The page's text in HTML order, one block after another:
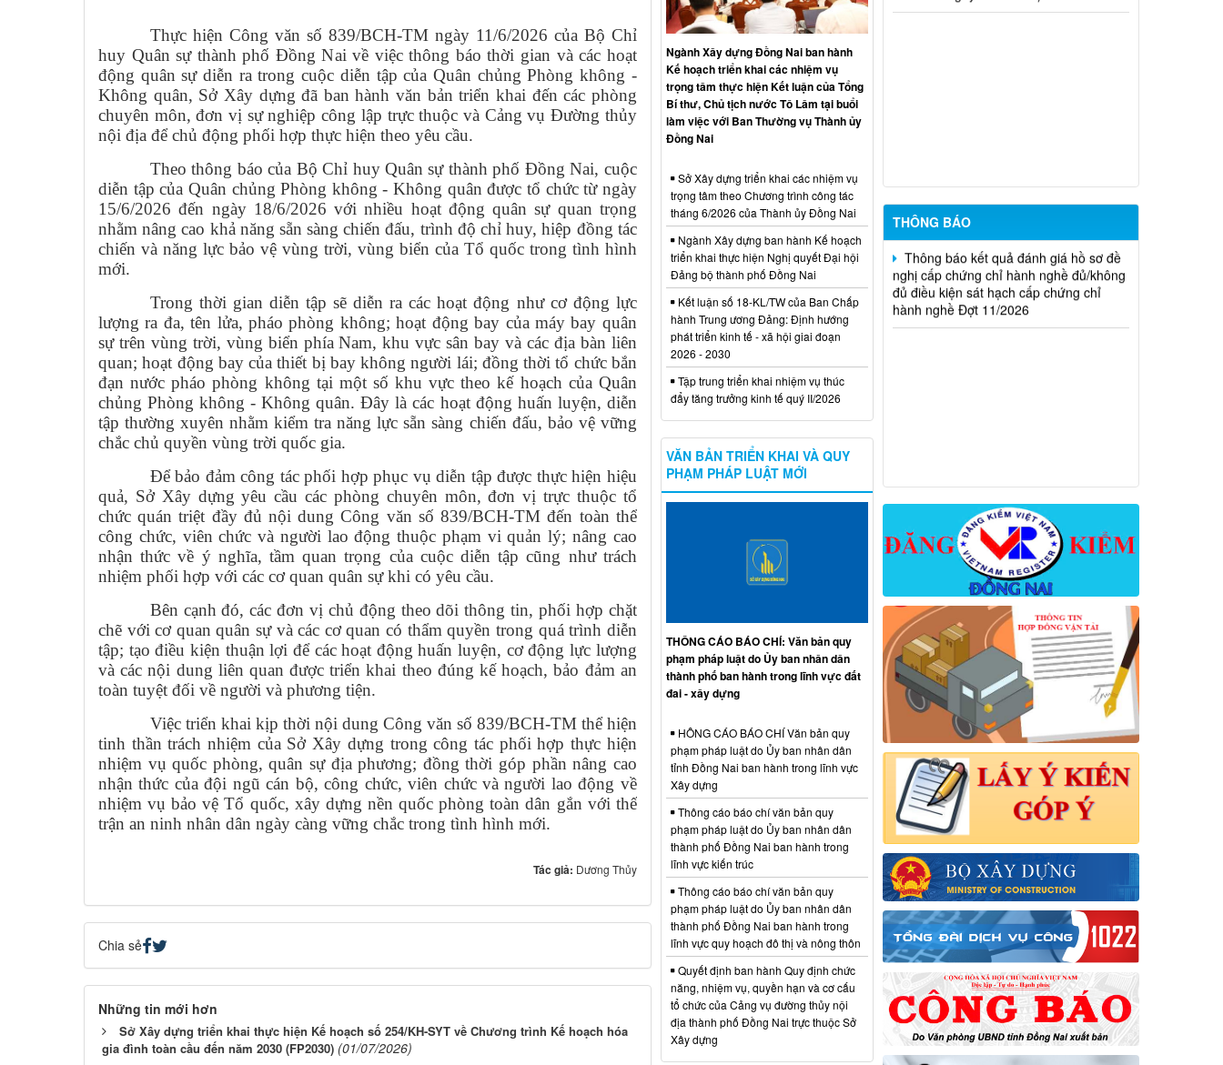
Thực hiện Công văn số 839/BCH-TM ngày 11/6/2026 của Bộ Chỉ
huy Quân sự thành phố Đồng Nai về việc thông báo thời gian và các hoạt
động quân sự diễn ra trong cuộc diễn tập của Quân chủng Phòng không -
Không quân, Sở Xây dựng đã ban hành văn bản triển khai đến các phòng
chuyên môn, đơn vị sự nghiệp công lập trực thuộc và Cảng vụ Đường thủy
nội địa để chủ động phối hợp thực hiện theo yêu cầu.
Theo thông báo của Bộ Chỉ huy Quân sự thành phố Đồng Nai, cuộc
diễn tập của Quân chủng Phòng không - Không quân được tổ chức từ ngày
15/6/2026 đến ngày 18/6/2026 với nhiều hoạt động quân sự quan trọng
nhằm nâng cao khả năng sẵn sàng chiến đấu, trình độ chỉ huy, hiệp đồng tác
chiến và năng lực bảo vệ vùng trời, vùng biển của Tổ quốc trong tình hình
mới.
Trong thời gian diễn tập sẽ diễn ra các hoạt động như cơ động lực
lượng ra đa, tên lửa, pháo phòng không; hoạt động bay của máy bay quân
sự trên vùng trời, vùng biển phía Nam, khu vực sân bay và các địa bàn liên
quan; hoạt động bay của thiết bị bay không người lái; đồng thời tổ chức bắn
đạn nước pháo phòng không tại một số khu vực theo kế hoạch của Quân
chủng Phòng không - Không quân. Đây là các hoạt động huấn luyện, diễn
tập thường xuyên nhằm kiểm tra năng lực sẵn sàng chiến đấu, bảo vệ vững
chắc chủ quyền vùng trời quốc gia.
Để bảo đảm công tác phối hợp phục vụ diễn tập được thực hiện hiệu
quả, Sở Xây dựng yêu cầu các phòng chuyên môn, đơn vị trực thuộc tổ
chức quán triệt đầy đủ nội dung Công văn số 839/BCH-TM đến toàn thể
công chức, viên chức và người lao động thuộc phạm vi quản lý; nâng cao
nhận thức về ý nghĩa, tầm quan trọng của cuộc diễn tập cũng như trách
nhiệm phối hợp với các cơ quan quân sự khi có yêu cầu.
Bên cạnh đó, các đơn vị chủ động theo dõi thông tin, phối hợp chặt
chẽ với cơ quan quân sự và các cơ quan có thẩm quyền trong quá trình diễn
tập; tạo điều kiện thuận lợi để các hoạt động huấn luyện, cơ động lực lượng
và các nội dung liên quan được triển khai theo đúng kế hoạch, bảo đảm an
toàn tuyệt đối về người và phương tiện.
Việc triển khai kịp thời nội dung Công văn số 839/BCH-TM thể hiện
tinh thần trách nhiệm của Sở Xây dựng trong công tác phối hợp thực hiện
nhiệm vụ quốc phòng, quân sự địa phương; đồng thời góp phần nâng cao
nhận thức của đội ngũ cán bộ, công chức, viên chức và người lao động về
nhiệm vụ bảo vệ Tổ quốc, xây dựng nền quốc phòng toàn dân gắn với thế
trận an ninh nhân dân ngày càng vững chắc trong tình hình mới.
Tác giả: Dương Thủy
Chia sẻ
Những tin mới hơn
Sở Xây dựng triển khai thực hiện Kế hoạch số 254/KH-SYT về Chương trình Kế hoạch hóa
gia đình toàn cầu đến năm 2030 (FP2030) (01/07/2026)
THÔNG BÁO
Thông báo kết quả đánh giá hồ sơ đề
nghị cấp chứng chỉ hành nghề đủ/không
đủ điều kiện sát hạch cấp chứng chỉ
hành nghề Đợt 11/2026
Ngành Xây dựng Đồng Nai ban hành
Kế hoạch triển khai các nhiệm vụ
trọng tâm thực hiện Kết luận của Tổng
Bí thư, Chủ tịch nước Tô Lâm tại buổi
làm việc với Ban Thường vụ Thành ủy
Đồng Nai
Sở Xây dựng triển khai các nhiệm vụ
trọng tâm theo Chương trình công tác
tháng 6/2026 của Thành ủy Đồng Nai
Ngành Xây dựng ban hành Kế hoạch
triển khai thực hiện Nghị quyết Đại hội
Đảng bộ thành phố Đồng Nai
Kết luận số 18-KL/TW của Ban Chấp
hành Trung ương Đảng: Định hướng
phát triển kinh tế - xã hội giai đoạn
2026 - 2030
Tập trung triển khai nhiệm vụ thúc
đẩy tăng trưởng kinh tế quý II/2026
VĂN BẢN TRIỂN KHAI VÀ QUY
PHẠM PHÁP LUẬT MỚI
THÔNG CÁO BÁO CHÍ: Văn bản quy
phạm pháp luật do Ủy ban nhân dân
thành phố ban hành trong lĩnh vực đất
đai - xây dựng
HÔNG CÁO BÁO CHÍ Văn bản quy
phạm pháp luật do Ủy ban nhân dân
tỉnh Đồng Nai ban hành trong lĩnh vực
Xây dựng
Thông cáo báo chí văn bản quy
phạm pháp luật do Ủy ban nhân dân
thành phố Đồng Nai ban hành trong
lĩnh vực kiến trúc
Thông cáo báo chí văn bản quy
phạm pháp luật do Ủy ban nhân dân
thành phố Đồng Nai ban hành trong
lĩnh vực quy hoạch đô thị và nông thôn
Quyết định ban hành Quy định chức
năng, nhiệm vụ, quyền hạn và cơ cấu
tổ chức của Cảng vụ đường thủy nội
địa thành phố Đồng Nai trực thuộc Sở
Xây dựng